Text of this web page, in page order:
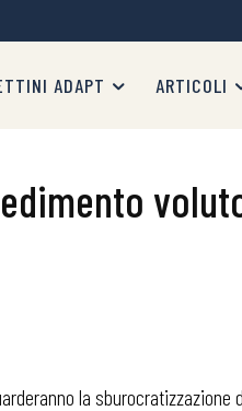
ADAPT ARTICOLI
la sburocratizzazione